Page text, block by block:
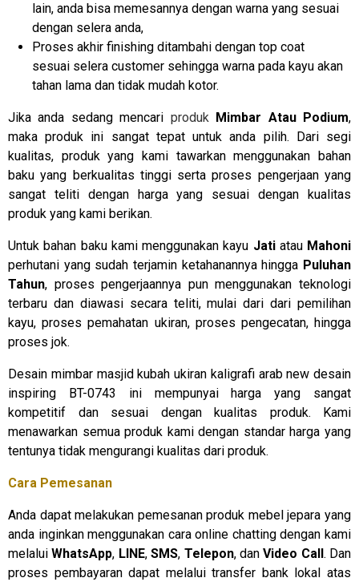
lain, anda bisa memesannya dengan warna yang sesuai
dengan selera anda,
Proses akhir finishing ditambahi dengan top coat
sesuai selera customer sehingga warna pada kayu akan
tahan lama dan tidak mudah kotor.
Jika anda sedang mencari produk Mimbar Atau Podium,
maka produk ini sangat tepat untuk anda pilih. Dari segi
kualitas, produk yang kami tawarkan menggunakan bahan
baku yang berkualitas tinggi serta proses pengerjaan yang
sangat teliti dengan harga yang sesuai dengan kualitas
produk yang kami berikan.
Untuk bahan baku kami menggunakan kayu Jatiatau Mahoni
perhutani yang sudah terjamin ketahanannya hingga Puluhan
Tahun, proses pengerjaannya pun menggunakan teknologi
terbaru dan diawasi secara teliti, mulai dari dari pemilihan
kayu, proses pemahatan ukiran, proses pengecatan, hingga
proses jok.
Desain mimbar masjid kubah ukiran kaligrafi arab new desain
inspiring BT-0743 ini mempunyai harga yang sangat
kompetitif dan sesuai dengan kualitas produk. Kami
menawarkan semua produk kami dengan standar harga yang
tentunya tidak mengurangi kualitas dari produk.
Cara Pemesanan
Anda dapat melakukan pemesanan produk mebel jepara yang
anda inginkan menggunakan cara online chatting dengan kami
melaluiWhatsApp, LINE,SMS, Telepon, danVideo Call . Dan
proses pembayaran dapat melalui transfer bank lokal atas